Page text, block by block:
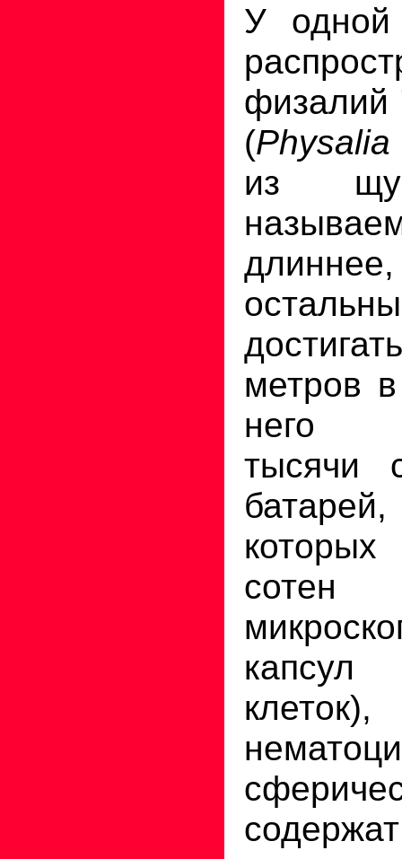
У одной
физалий
(Physalia
из
метров
него
тысячи
сотен
капсул